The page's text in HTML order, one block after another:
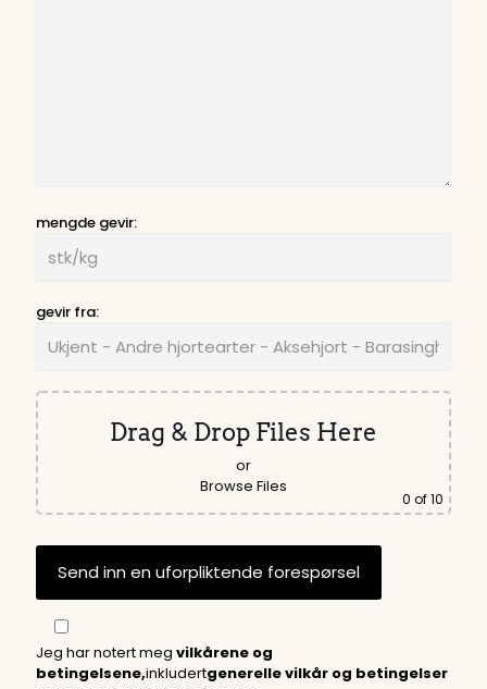
mengde gevir:
gevir fra:
Drag & Drop Files Here
or
Browse Files
0 of 10
Jeg har notert meg vilkårene og
betingelsene,inkludertgenerelle vilkår og betingelser